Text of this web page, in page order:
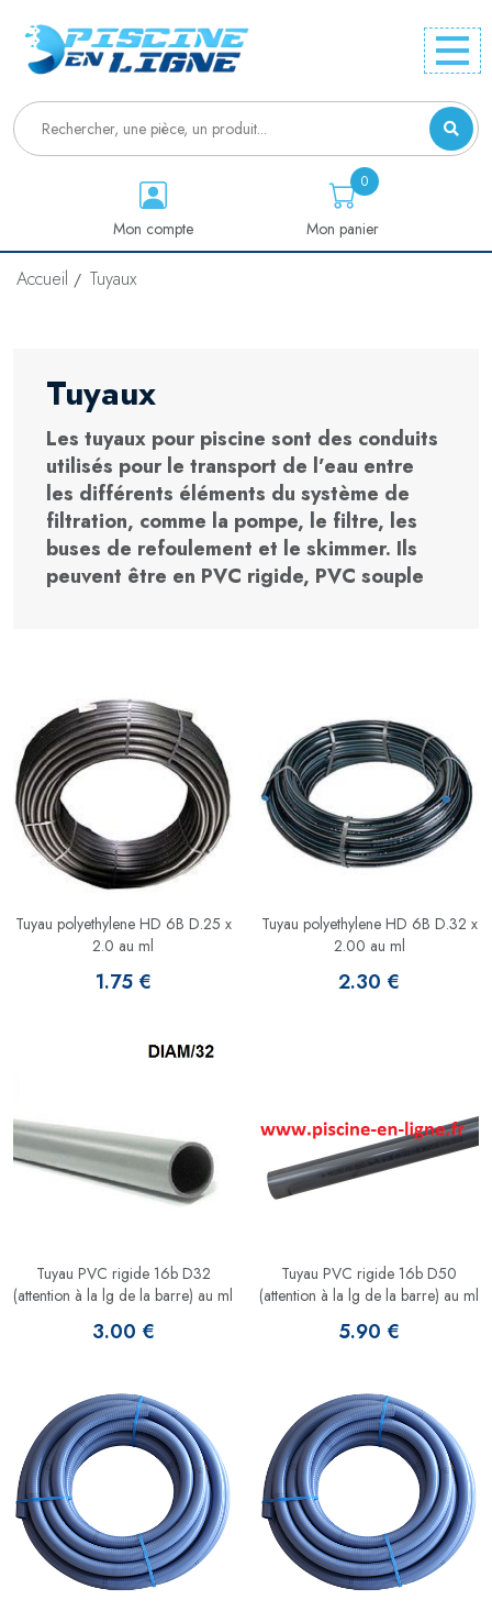
Mon compte Mon panier
0
Accueil Tuyaux
Tuyaux
Les tuyaux pour piscine sont des conduits
utilisés pour le transport de l’eau entre
les différents éléments du système de
filtration, comme la pompe, le filtre, les
buses de refoulement et le skimmer. Ils
peuvent être en PVC rigide, PVC souple
Tuyau polyethylene HD 6B D.25 x
2.0 au ml
1.75 €
Tuyau polyethylene HD 6B D.32 x
2.00 au ml
2.30 €
Tuyau PVC rigide 16b D32
(attention à la lg de la barre) au ml
3.00 €
Tuyau PVC rigide 16b D50
(attention à la lg de la barre) au ml
5.90 €